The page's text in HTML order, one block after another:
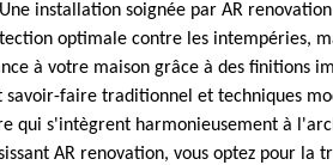
installation soignée par AR
optimale contre les intempéries,
à votre maison grâce à des finitions
savoir-faire traditionnel et techniques
qui s'intègrent harmonieusement à
AR renovation, vous optez pour la